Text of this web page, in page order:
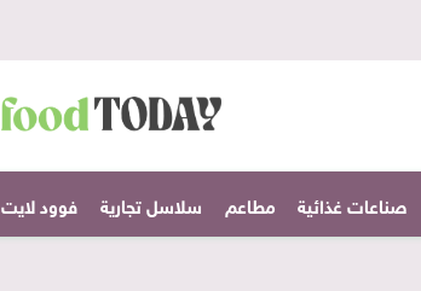
صناعات غذائية مطاعم سلاسل تجارية فوود لايت